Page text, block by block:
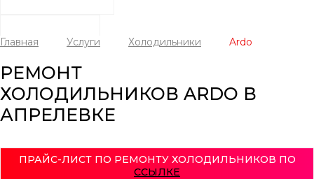
Главная Услуги Холодильники Ardo
РЕМОНТ
ХОЛОДИЛЬНИКОВ ARDO В
АПРЕЛЕВКЕ
ПРАЙС-ЛИСТ ПО РЕМОНТУ ХОЛОДИЛЬНИКОВ ПО
ССЫЛКЕ